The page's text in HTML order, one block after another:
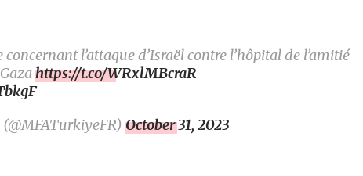
l’attaque d’Israël contre l’hôpital de l’amitié
https://t.co/WRxlMBcraR
October 31, 2023